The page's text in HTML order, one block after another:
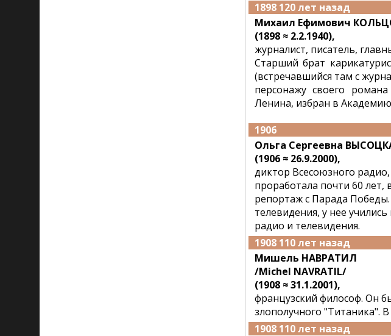
1898 120 лет назад
Михаил Ефимович
(1898 ≈ 2.2.1940),
журналист, писатель,
Старший брат
(встречавшийся там с
персонажу своего
Ленина, избран в Академию
1906
Ольга Сергеевна
(1906 ≈ 26.9.2000),
диктор Всесоюзного
проработала почти 60
репортаж с Парада
телевидения, у нее
радио и телевидения.
1908 110 лет назад
Мишель НАВРАТИЛ
/Michel NAVRATIL/
(1908 ≈ 31.1.2001),
французский философ. Он
злополучного "Титаника".
1908 110 лет назад